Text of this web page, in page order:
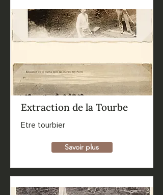
Extraction de la Tourbe
Etre tourbier
Savoir plus